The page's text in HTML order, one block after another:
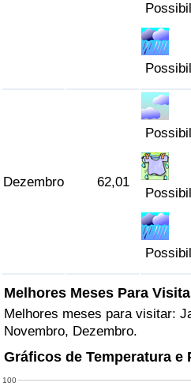
Dezembro 62,01
Melhores Meses Para
Melhores meses para visitar:
Novembro, Dezembro.
Gráficos de Temperatura e
100